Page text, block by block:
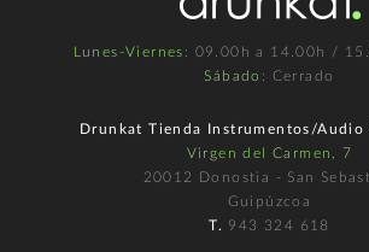
Lunes-Viernes : 09.00h a 14.00h /
Sábado : Cerrado
Drunkat Tienda Instrumentos/Audio
Virgen del Carmen, 7
20012 Donostia - San
Guipúzcoa
T. 943 324 618